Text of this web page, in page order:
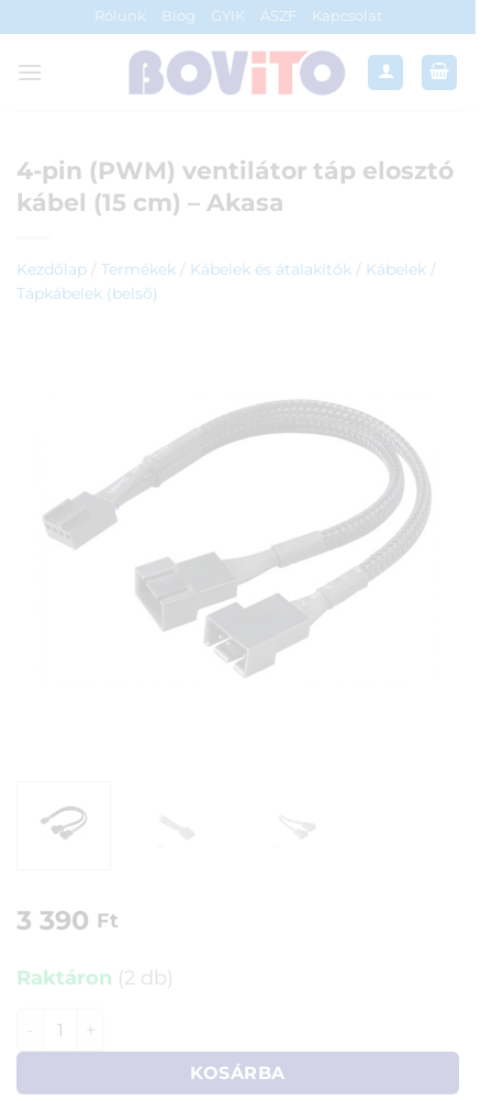
to
content
Rólunk Blog GYIK ÁSZF Kapcsolat
4-pin (PWM) ventilátor táp elosztó
kábel (15 cm) – Akasa
Kezdőlap / Termékek / Kábelek és átalakítók / Kábelek /
Tápkábelek (belső)
3 390 Ft
Raktáron (2 db)
KOSÁRBA